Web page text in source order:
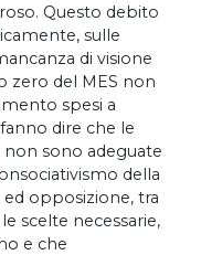
Questo debito
sulle
di visione
zero del MES non
spesi a
dire che le
sono adeguate
della
opposizione, tra
scelte necessarie,
e che